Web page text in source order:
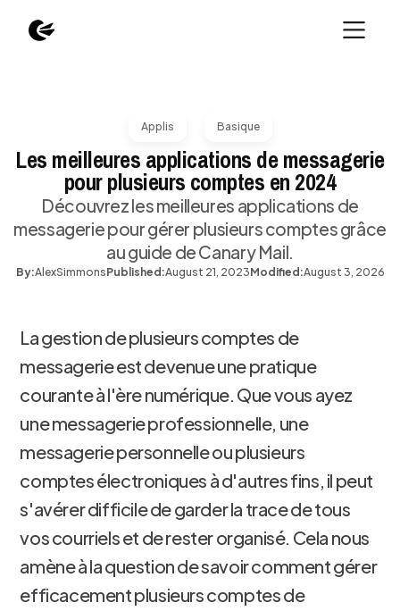
Applis Basique
Les meilleures applications de messagerie
pour plusieurs comptes en 2024
Découvrez les meilleures applications de
messagerie pour gérer plusieurs comptes grâce
au guide de Canary Mail.
By:AlexSimmonsPublished:August 21, 2023Modified:August 3, 2026
La gestion de plusieurs comptes de
messagerie est devenue une pratique
courante à l'ère numérique. Que vous ayez
une messagerie professionnelle, une
messagerie personnelle ou plusieurs
comptes électroniques à d'autres fins, il peut
s'avérer difficile de garder la trace de tous
vos courriels et de rester organisé. Cela nous
amène à la question de savoir comment gérer
efficacement plusieurs comptes de